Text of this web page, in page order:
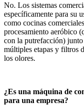
No. Los sistemas
específicamente para su
como cocinas
procesamiento aeróbico
con la putrefacción)
múltiples etapas y filtros
los olores.
¿Es una máquina de
para una empresa?